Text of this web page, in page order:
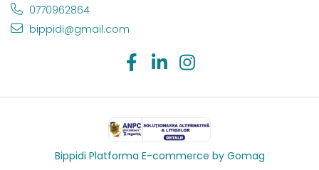
0770962864
bippidi@gmail.com
Bippidi Platforma E-commerce by Gomag